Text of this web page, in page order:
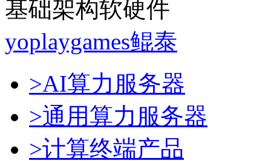
基础架构软硬件
yoplaygames鲲泰
>AI算力服务器
>通用算力服务器
>计算终端产品